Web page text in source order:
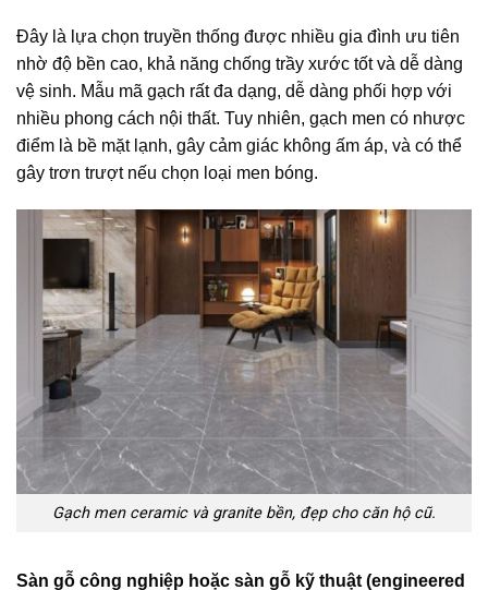
Đây là lựa chọn truyền thống được nhiều gia đình ưu tiên
nhờ độ bền cao, khả năng chống trầy xước tốt và dễ dàng
vệ sinh. Mẫu mã gạch rất đa dạng, dễ dàng phối hợp với
nhiều phong cách nội thất. Tuy nhiên, gạch men có nhược
điểm là bề mặt lạnh, gây cảm giác không ấm áp, và có thể
gây trơn trượt nếu chọn loại men bóng.
Gạch men ceramic và granite bền, đẹp cho căn hộ cũ.
Sàn gỗ công nghiệp hoặc sàn gỗ kỹ thuật (engineered